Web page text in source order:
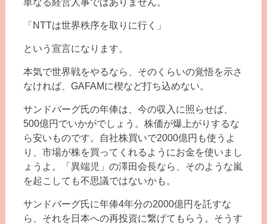
「NTTは世界秩序を取りに行く」
という宣言になります。
本気で世界戦をやるなら、そのくらいの覚悟を示さ
なければ、GAFAMに楔など打ち込めない。
サンドバーグ氏の年俸は、今の収入に照らせば、
500億円でいかがでしょう。株価が爆上がりするな
ら安いものです。自社株買いで2000億円も使うよ
り、市場が株を買ってくれるようにお金を使いまし
ょうよ。「異端児」の澤田会長なら、そのような嵐
を起こしても不思議ではないかも。
サンドバーグ氏に年俸4年分の2000億円を託すな
ら、それを日本への再投資に繋げてもらう。そうす